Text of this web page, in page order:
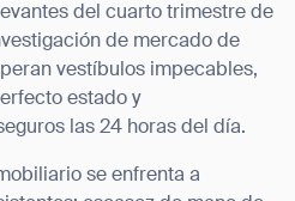
del cuarto trimestre de
de mercado de
vestíbulos impecables,
estado y
las 24 horas del día.
se enfrenta a